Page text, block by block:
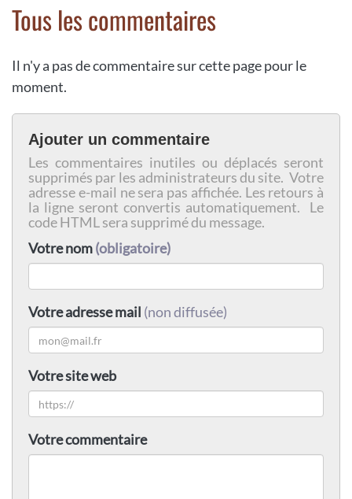
Tous les commentaires
Il n'y a pas de commentaire sur cette page pour le
moment.
Ajouter un commentaire
Les commentaires inutiles ou déplacés seront
supprimés par les administrateurs du site. Votre
adresse e-mail ne sera pas affichée. Les retours à
la ligne seront convertis automatiquement. Le
code HTML sera supprimé du message.
Votre nom(obligatoire)
Votre adresse mail (non diffusée)
Votre site web
Votre commentaire